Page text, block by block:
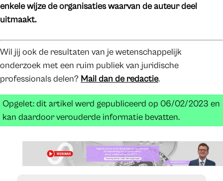
enkele wijze de organisaties waarvan de auteur deel
uitmaakt.
Wil jij ook de resultaten van je wetenschappelijk
onderzoek met een ruim publiek van juridische
professionals delen? Mail dan de redactie.
Opgelet: dit artikel werd gepubliceerd op 06/02/2023 en
kan daardoor verouderde informatie bevatten.